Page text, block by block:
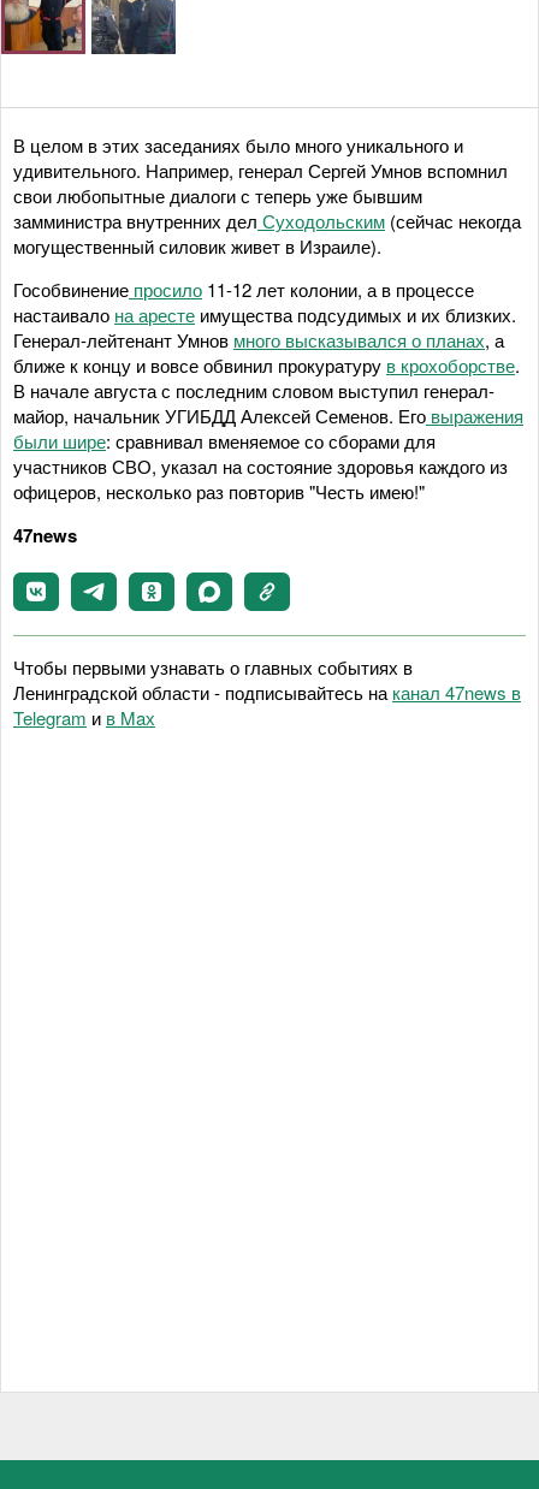
В целом в этих заседаниях было много уникального и
удивительного. Например, генерал Сергей Умнов вспомнил
свои любопытные диалоги с теперь уже бывшим
замминистра внутренних дел Суходольским (сейчас некогда
могущественный силовик живет в Израиле).
Гособвинение просило 11-12 лет колонии, а в процессе
настаивало на аресте имущества подсудимых и их близких.
Генерал-лейтенант Умнов много высказывался о планах, а
ближе к концу и вовсе обвинил прокуратуру в крохоборстве.
В начале августа с последним словом выступил генерал-
майор, начальник УГИБДД Алексей Семенов. Его выражения
были шире: сравнивал вменяемое со сборами для
участников СВО, указал на состояние здоровья каждого из
офицеров, несколько раз повторив "Честь имею!"
47news
Чтобы первыми узнавать о главных событиях в
Ленинградской области - подписывайтесь на канал 47news в
Telegram и в Maх